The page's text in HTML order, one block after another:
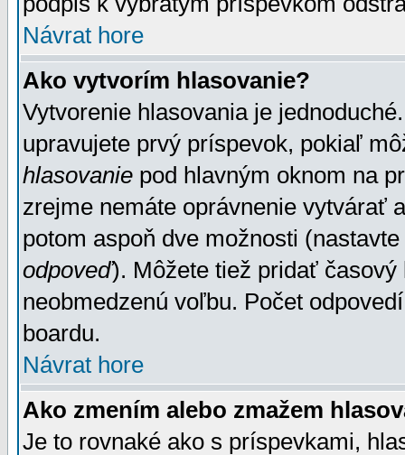
Návrat hore
Ako vytvorím hlasovanie?
Vytvorenie hlasovania je
upravujete prvý príspevok, pokiaľ
hlasovanie pod hlavným oknom na
zrejme nemáte oprávnenie vytvárať
potom aspoň dve možnosti
odpoveď). Môžete tiež pridať
neobmedzenú voľbu. Počet
boardu.
Návrat hore
Ako zmením alebo zmažem
Je to rovnaké ako s príspevkami,